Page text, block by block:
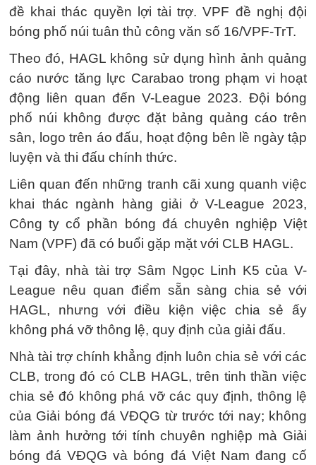
đề khai thác quyền lợi tài trợ. VPF đề nghị đội
bóng phố núi tuân thủ công văn số 16/VPF-TrT.
Theo đó, HAGL không sử dụng hình ảnh quảng
cáo nước tăng lực Carabao trong phạm vi hoạt
động liên quan đến V-League 2023. Đội bóng
phố núi không được đặt bảng quảng cáo trên
sân, logo trên áo đấu, hoạt động bên lề ngày tập
luyện và thi đấu chính thức.
Liên quan đến những tranh cãi xung quanh việc
khai thác ngành hàng giải ở V-League 2023,
Công ty cổ phần bóng đá chuyên nghiệp Việt
Nam (VPF) đã có buổi gặp mặt với CLB HAGL.
Tại đây, nhà tài trợ Sâm Ngọc Linh K5 của V-
League nêu quan điểm sẵn sàng chia sẻ với
HAGL, nhưng với điều kiện việc chia sẻ ấy
không phá vỡ thông lệ, quy định của giải đấu.
Nhà tài trợ chính khẳng định luôn chia sẻ với các
CLB, trong đó có CLB HAGL, trên tinh thần việc
chia sẻ đó không phá vỡ các quy định, thông lệ
của Giải bóng đá VĐQG từ trước tới nay; không
làm ảnh hưởng tới tính chuyên nghiệp mà Giải
bóng đá VĐQG và bóng đá Việt Nam đang cố